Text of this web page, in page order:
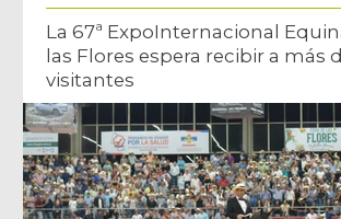
La 67ª ExpoInternacional
las Flores espera recibir a más
visitantes